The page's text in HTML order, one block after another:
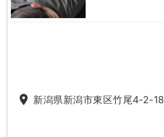
place 新潟県新潟市東区竹尾4-2-18